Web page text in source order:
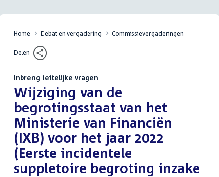
Home Debat en vergadering Commissievergaderingen
Delen
Inbreng feitelijke vragen
:Wijziging van de
begrotingsstaat van het
Ministerie van Financiën
(IXB) voor het jaar 2022
(Eerste incidentele
suppletoire begroting inzake